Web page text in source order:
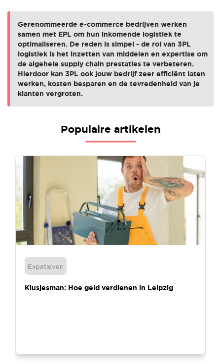
Gerenommeerde e-commerce bedrijven werken
samen met EPL om hun inkomende logistiek te
optimaliseren. De reden is simpel - de rol van 3PL
logistiek is het inzetten van middelen en expertise om
de algehele supply chain prestaties te verbeteren.
Hierdoor kan 3PL ook jouw bedrijf zeer efficiënt laten
werken, kosten besparen en de tevredenheid van je
klanten vergroten.
Populaire artikelen
Expatleven
Klusjesman: Hoe geld verdienen in Leipzig